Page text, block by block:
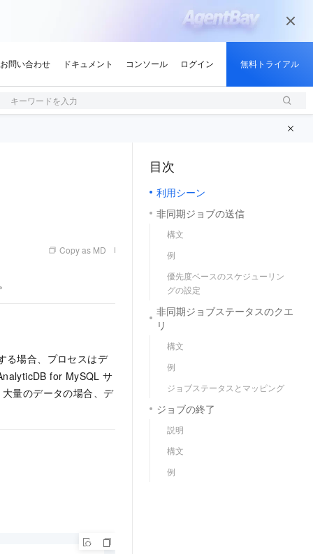
キーワードを入力
Copy as MD
る場合、プロセスはデ
for MySQL サ
量のデータの場合、デ
目次
利用シーン
非同期ジョブの送信
構文
例
優先度ベースのスケジューリン
グの設定
非同期ジョブステータスのクエ
リ
構文
例
ジョブステータスとマッピング
ジョブの終了
説明
構文
例